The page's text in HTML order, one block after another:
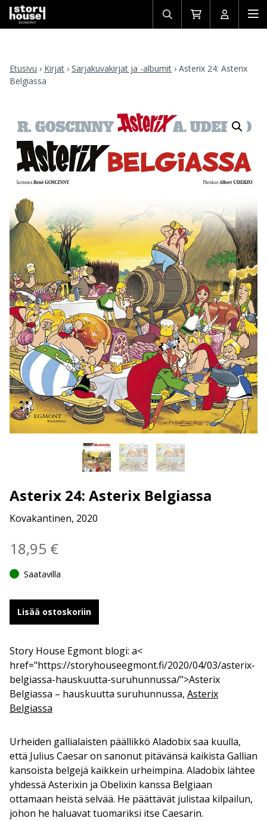
Avaa/sulje
haku
Siirry
ostoskoriin
Avaa/
Etusivu › Kirjat › Sarjakuvakirjat ja -albumit › Asterix 24: Asterix
Belgiassa
Asterix 24: Asterix Belgiassa
Kovakantinen, 2020
18,95 €
Saatavilla
Lisää ostoskoriin
Story House Egmont blogi: a<
href="https://storyhouseegmont.fi/2020/04/03/asterix-
belgiassa-hauskuutta-suruhunnussa/">Asterix
Belgiassa – hauskuutta suruhunnussa, Asterix
Belgiassa
Urheiden gallialaisten päällikkö Aladobix saa kuulla,
että Julius Caesar on sanonut pitävänsä kaikista Gallian
kansoista belgejä kaikkein urheimpina. Aladobix lähtee
yhdessä Asterixin ja Obelixin kanssa Belgiaan
ottamaan heistä selvää. He päättävät julistaa kilpailun,
johon he haluavat tuomariksi itse Caesarin.